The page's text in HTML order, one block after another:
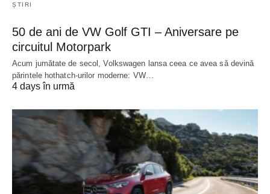
ȘTIRI
50 de ani de VW Golf GTI – Aniversare pe
circuitul Motorpark
Acum jumătate de secol, Volkswagen lansa ceea ce avea să devină
părintele hothatch-urilor moderne: VW…
4 days în urmă